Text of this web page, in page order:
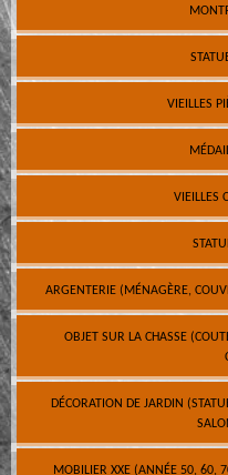
VIEILLES
VIEILLES
ARGENTERIE (MÉNAGÈRE,
OBJET SUR LA CHASSE
DÉCORATION DE JARDIN
MOBILIER XXE (ANNÉE 50, 60,